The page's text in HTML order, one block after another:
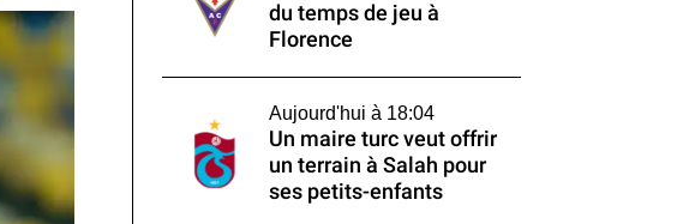
du temps de jeu à
Florence
Aujourd'hui à 18:04
Un maire turc veut offrir
un terrain à Salah pour
ses petits-enfants